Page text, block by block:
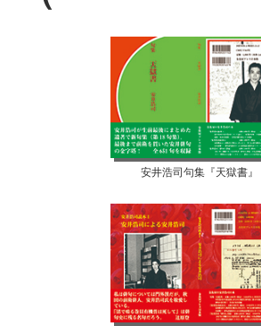
安井浩司句集『天獄書』